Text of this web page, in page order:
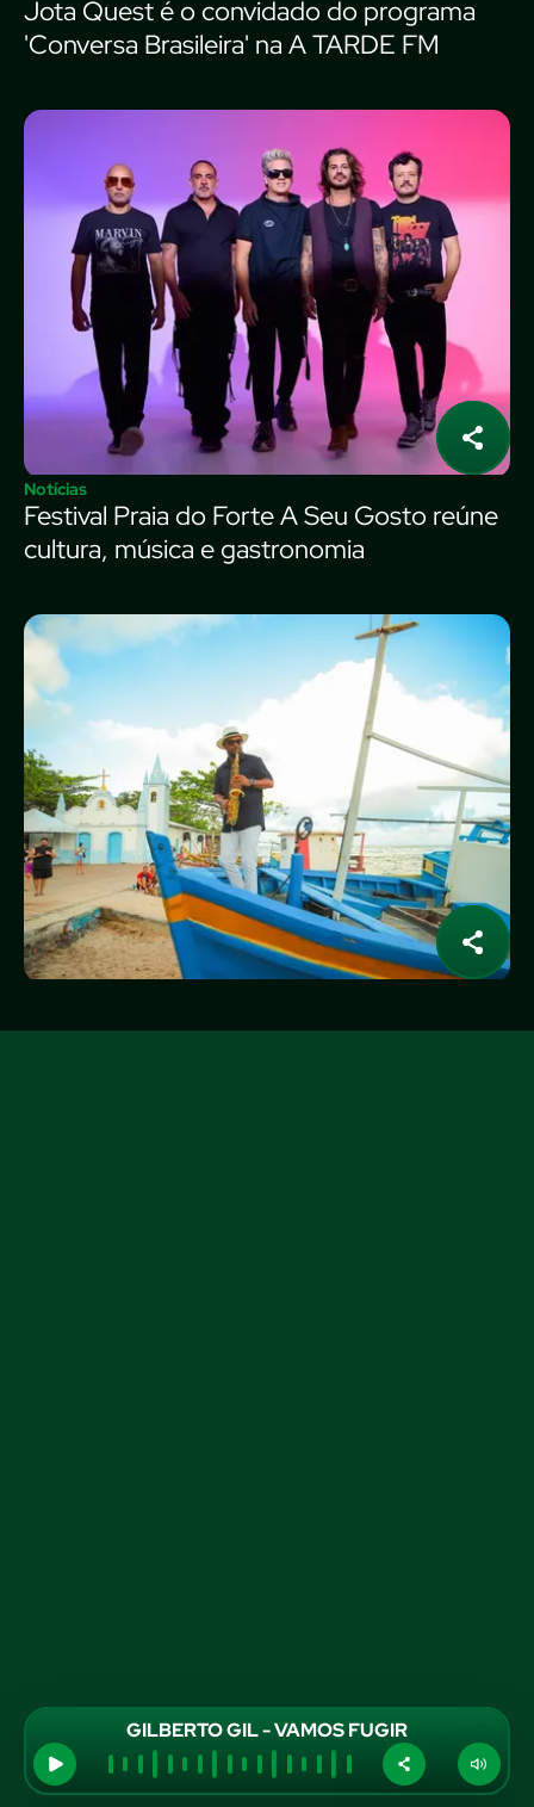
GILBERTO GIL - VAMOS FUGIR
Jota Quest é o convidado do programa
'Conversa Brasileira' na A TARDE FM
Notícias
Festival Praia do Forte A Seu Gosto reúne
cultura, música e gastronomia